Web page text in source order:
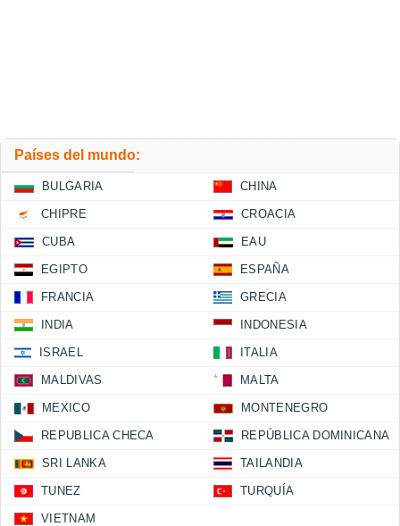
Países del mundo:
BULGARIA CHINA
CHIPRE CROACIA
CUBA EAU
EGIPTO ESPAÑA
FRANCIA GRECIA
INDIA INDONESIA
ISRAEL ITALIA
MALDIVAS MALTA
MEXICO MONTENEGRO
REPUBLICA CHECA REPÚBLICA DOMINICANA
SRI LANKA TAILANDIA
TUNEZ TURQUÍA
VIETNAM